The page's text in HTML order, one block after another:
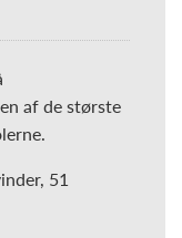
af de største
51